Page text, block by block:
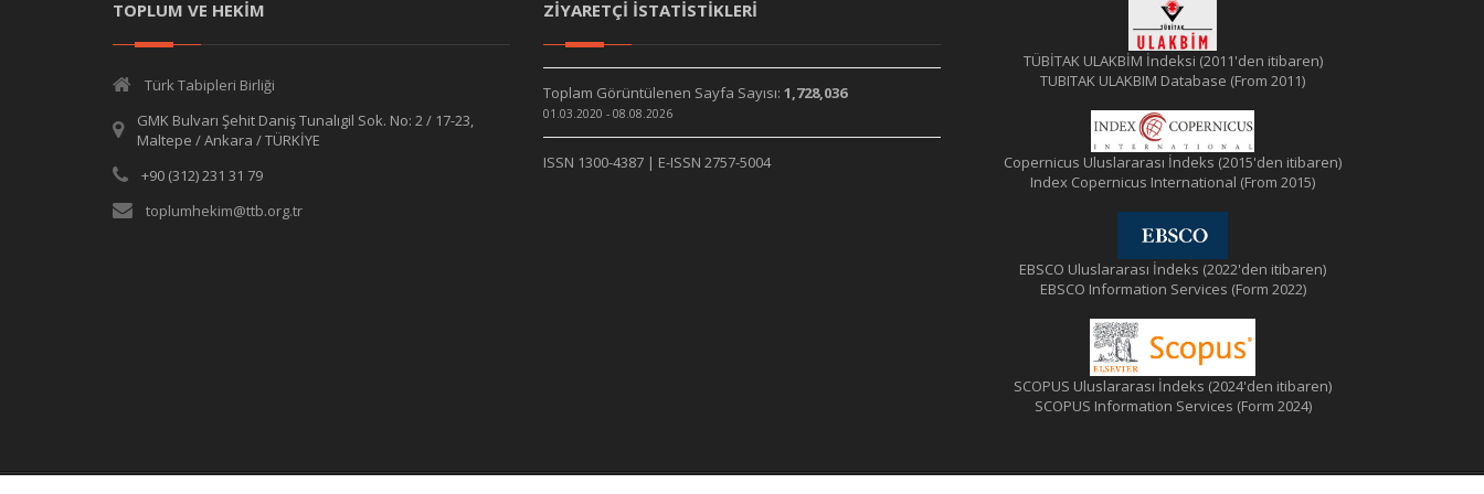
TOPLUM VE HEKİM
Türk Tabipleri Birliği
GMK Bulvarı Şehit Daniş Tunalıgil Sok. No: 2 / 17-23,
Maltepe / Ankara / TÜRKİYE
+90 (312) 231 31 79
toplumhekim@ttb.org.tr
ZİYARETÇİ İSTATİSTİKLERİ
Toplam Görüntülenen Sayfa Sayısı: 1,728,036
01.03.2020 - 08.08.2026
ISSN 1300-4387 | E-ISSN 2757-5004
TÜBİTAK ULAKBİM İndeksi (2011'den itibaren)
TUBITAK ULAKBIM Database (From 2011)
Copernicus Uluslararası İndeks (2015'den itibaren)
Index Copernicus International (From 2015)
EBSCO Uluslararası İndeks (2022'den itibaren)
EBSCO Information Services (Form 2022)
SCOPUS Uluslararası İndeks (2024'den itibaren)
SCOPUS Information Services (Form 2024)